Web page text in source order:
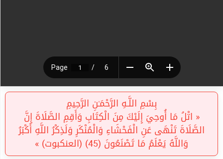
بِسْمِ اللَّـهِ الرَّحْمَـٰنِ الرَّحِيمِ
« اتْلُ مَا أُوحِيَ إِلَيْكَ مِنَ الْكِتَابِ وَأَقِمِ الصَّلَاةَ إِنَّ
الصَّلَاةَ تَنْهَى عَنِ الْفَحْشَاءِ وَالْمُنْكَرِ وَلَذِكْرُ اللَّهِ أَكْبَرُ
وَاللَّهُ يَعْلَمُ مَا تَصْنَعُونَ (45) (العنكبوت) »